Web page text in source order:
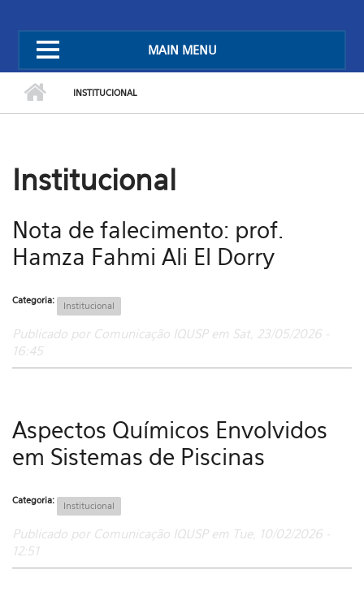
MAIN MENU
INSTITUCIONAL
Institucional
Nota de falecimento: prof.
Hamza Fahmi Ali El Dorry
Categoria: Institucional
Publicado por Comunicação IQUSP em Sat, 23/05/2026 -
16:45
Aspectos Químicos Envolvidos
em Sistemas de Piscinas
Categoria: Institucional
Publicado por Comunicação IQUSP em Tue, 10/02/2026 -
12:51